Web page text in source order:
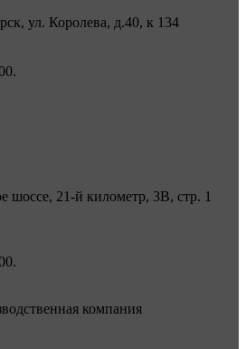
ул. Королева, д.40, к 134
шоссе, 21-й километр, 3В, стр. 1
компания